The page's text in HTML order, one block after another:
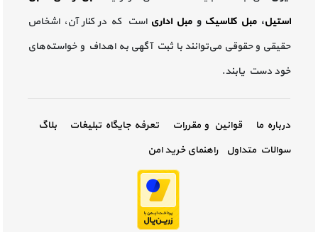
استیل،مبل کلاسیک ومبل اداری است که در کنار آن، اشخاص
حقیقی و حقوقی می‌توانند با ثبت آگهی به اهداف و خواسته‌های
خود دست یابند.
درباره ما قوانین و مقررات تعرفه جایگاه تبلیغات
بلاگ
سوالات متداول
راهنمای خرید امن